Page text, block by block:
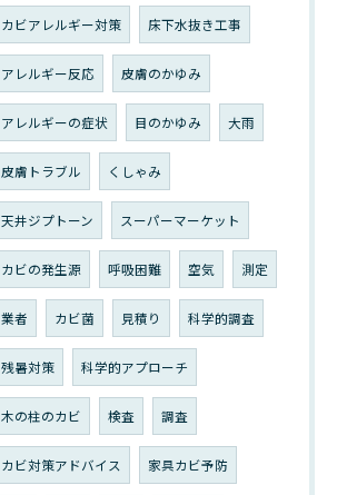
カビアレルギー対策 床下水抜き工事
アレルギー反応 皮膚のかゆみ
アレルギーの症状 目のかゆみ 大雨
皮膚トラブル くしゃみ
天井ジプトーン スーパーマーケット
カビの発生源 呼吸困難 空気 測定
業者 カビ菌 見積り 科学的調査
残暑対策 科学的アプローチ
木の柱のカビ 検査 調査
カビ対策アドバイス 家具カビ予防